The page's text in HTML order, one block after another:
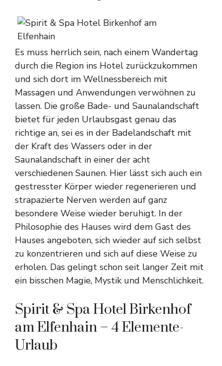
Es muss herrlich sein, nach einem Wandertag
durch die Region ins Hotel zurückzukommen
und sich dort im Wellnessbereich mit
Massagen und Anwendungen verwöhnen zu
lassen. Die große Bade- und Saunalandschaft
bietet für jeden Urlaubsgast genau das
richtige an, sei es in der Badelandschaft mit
der Kraft des Wassers oder in der
Saunalandschaft in einer der acht
verschiedenen Saunen. Hier lässt sich auch ein
gestresster Körper wieder regenerieren und
strapazierte Nerven werden auf ganz
besondere Weise wieder beruhigt. In der
Philosophie des Hauses wird dem Gast des
Hauses angeboten, sich wieder auf sich selbst
zu konzentrieren und sich auf diese Weise zu
erholen. Das gelingt schon seit langer Zeit mit
ein bisschen Magie, Mystik und Menschlichkeit.
Spirit & Spa Hotel Birkenhof
am Elfenhain – 4 Elemente-
Urlaub